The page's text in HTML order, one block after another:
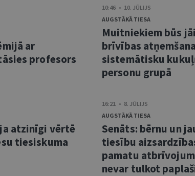
ar
profesors
atzinīgi vērtē
tiesiskuma
10:46 • 10. JŪLIJS
AUGSTĀKĀ TIESA
Muitniekiem būs
brīvības
sistemātisku
personu grupā
16:21 • 8. JŪLIJS
AUGSTĀKĀ TIESA
Senāts: bērnu un
tiesību
pamatu
nevar tulkot